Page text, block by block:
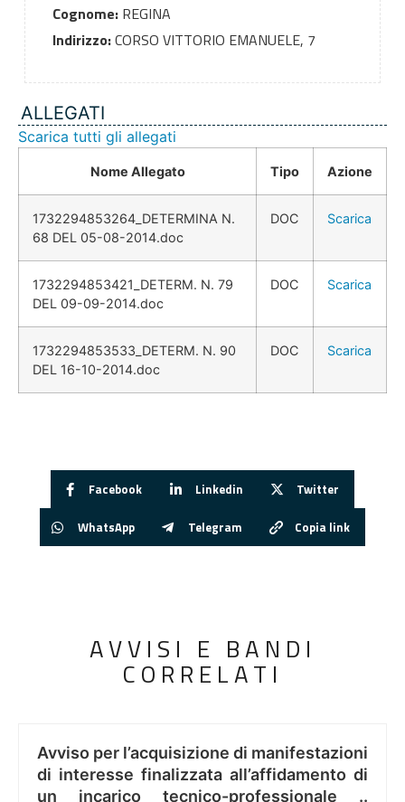
Cognome:REGINA
Indirizzo:CORSO VITTORIO EMANUELE, 7
ALLEGATI
Scarica tutti gli allegati
Nome Allegato Tipo Azione
1732294853264_DETERMINA N.
68 DEL 05-08-2014.doc
DOC Scarica
1732294853421_DETERM. N. 79
DEL 09-09-2014.doc
DOC Scarica
1732294853533_DETERM. N. 90
DEL 16-10-2014.doc
DOC Scarica
Facebook Linkedin Twitter
WhatsApp Telegram Copia link
AVVISI E BANDI
CORRELATI
Avviso per l’acquisizione di manifestazioni
di interesse finalizzata all’affidamento di
un incarico tecnico-professionale ..